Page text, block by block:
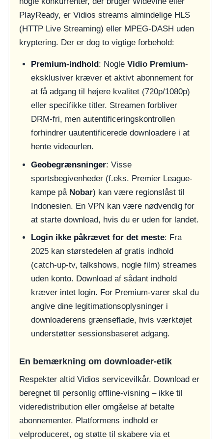
PlayReady, er Vidios streams almindelige HLS
(HTTP Live Streaming) eller MPEG-DASH uden
kryptering. Der er dog to vigtige forbehold:
Premium-indhold: Nogle Vidio Premium-
eksklusiver kræver et aktivt abonnement for
at få adgang til højere kvalitet (720p/1080p)
eller specifikke titler. Streamen forbliver
DRM-fri, men autentificeringskontrollen
forhindrer uautentificerede downloadere i at
hente videourlen.
Geobegrænsninger: Visse
sportsbegivenheder (f.eks. Premier League-
kampe på Nobar) kan være regionslåst til
Indonesien. En VPN kan være nødvendig for
at starte download, hvis du er uden for landet.
Login ikke påkrævet for det meste: Fra
2025 kan størstedelen af gratis indhold
(catch-up-tv, talkshows, nogle film) streames
uden konto. Download af sådant indhold
kræver intet login. For Premium-varer skal du
angive dine legitimationsoplysninger i
downloaderens grænseflade, hvis værktøjet
understøtter sessionsbaseret adgang.
En bemærkning om downloader-etik
Respekter altid Vidios servicevilkår. Download er
beregnet til personlig offline-visning – ikke til
videredistribution eller omgåelse af betalte
abonnementer. Platformens indhold er
velproduceret, og støtte til skabere via et